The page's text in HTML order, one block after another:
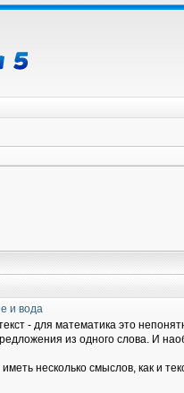
и вода
- для математика это
из одного слова. И
несколько смыслов, как и